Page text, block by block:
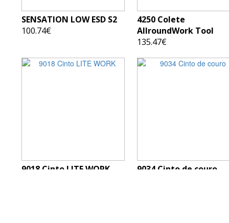
SENSATION LOW ESD S2
100.74€
4250 Colete
AllroundWork Tool
135.47€
9018 Cinto LITE WORK
9034 Cinto de couro